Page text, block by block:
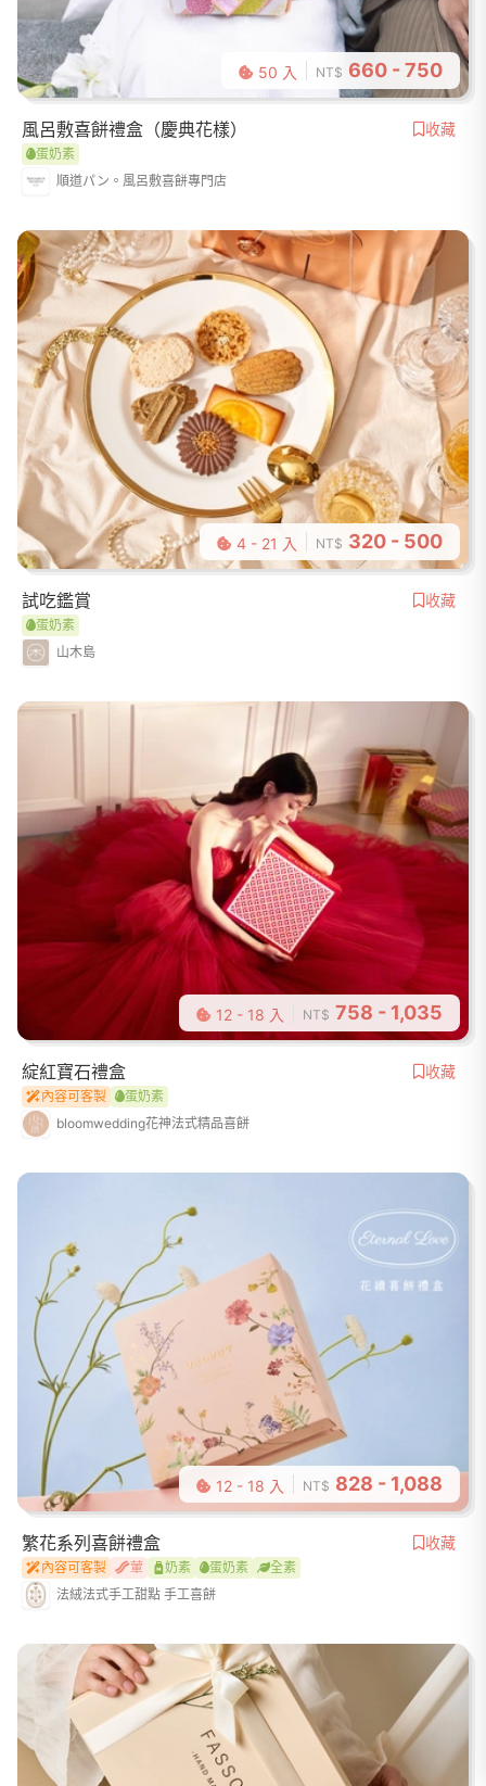
50 入 NT$ 660 - 750
風呂敷喜餅禮盒（慶典花樣） 收藏
蛋奶素
順道パン。風呂敷喜餅專門店
4 - 21 入 NT$ 320 - 500
試吃鑑賞 收藏
蛋奶素
山木島
12 - 18 入 NT$ 758 - 1,035
綻紅寶石禮盒 收藏
內容可客製
蛋奶素
bloomwedding花神法式精品喜餅
12 - 18 入 NT$ 828 - 1,088
繁花系列喜餅禮盒 收藏
內容可客製 葷 奶素 蛋奶素
全素
法絨法式手工甜點 手工喜餅